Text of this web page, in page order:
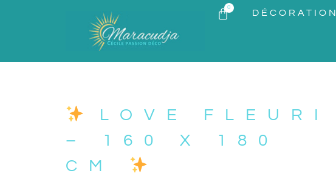
0
DÉCORATION
LOVE FLEURI
– 160 X 180
CM